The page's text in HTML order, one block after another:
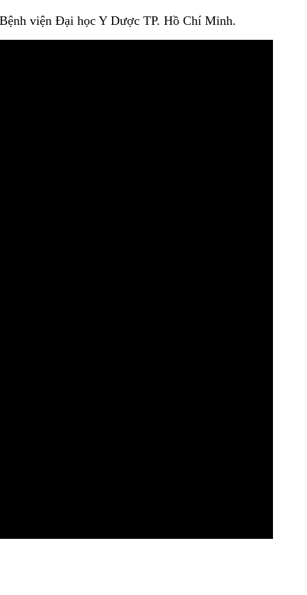
viện Đại học Y Dược TP. Hồ Chí Minh.